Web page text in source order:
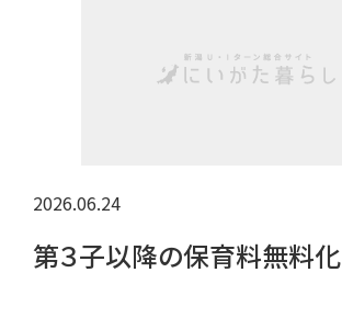
2026.06.24
第３子以降の保育料無料化